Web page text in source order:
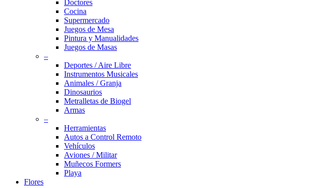
Doctores
Cocina
Supermercado
Juegos de Mesa
Pintura y Manualidades
Juegos de Masas
–
Deportes / Aire Libre
Instrumentos Musicales
Animales / Granja
Dinosaurios
Metralletas de Biogel
Armas
–
Herramientas
Autos a Control Remoto
Vehículos
Aviones / Militar
Muñecos Formers
Playa
Flores